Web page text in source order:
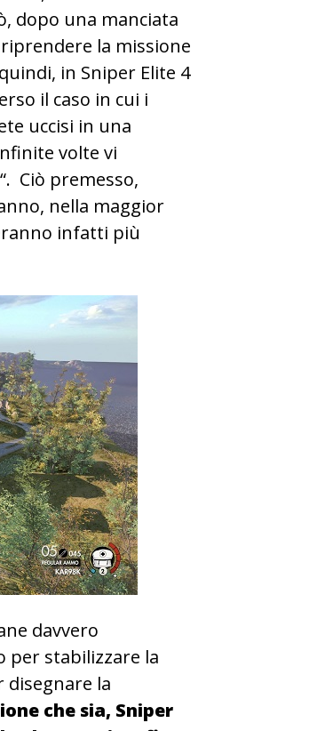
dopo una manciata
la missione
in Sniper Elite 4
il caso in cui i
uccisi in una
volte vi
“. Ciò premesso,
nella maggior
infatti più
davvero
per stabilizzare la
disegnare la
che sia, Sniper